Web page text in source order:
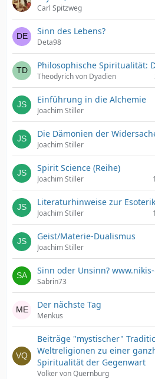
Carl Spitzweg
Sinn des Lebens?
Deta98
Philosophische Spiritualität:
Theodyrich von Dyadien
Einführung in die Alchemie
Joachim Stiller
Die Dämonien der
Joachim Stiller
Spirit Science (Reihe)
Joachim Stiller
Literaturhinweise zur Esoterik
Joachim Stiller
Geist/Materie-Dualismus
Joachim Stiller
Sinn oder Unsinn?
Sabrin73
Der nächste Tag
Menkus
Beiträge "mystischer"
Weltreligionen zu einer
Spiritualität der Gegenwart
Volker von Quernburg